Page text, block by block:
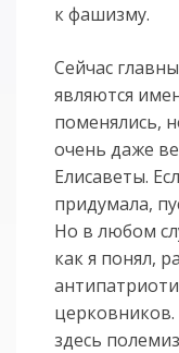
к фашизму.
Сейчас
являются
поменялись,
очень даже
Елисаветы.
придумала,
Но в любом
как я понял,
церковников.
здесь